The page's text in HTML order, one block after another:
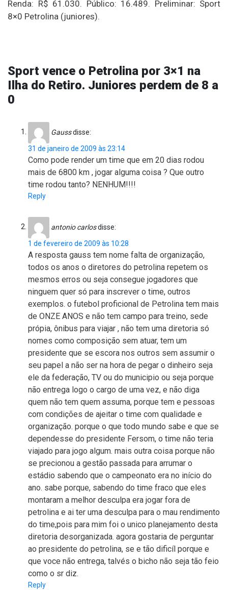
Renda: R$ 61.030. Público: 16.489. Preliminar: Sport
8×0 Petrolina (juniores).
Sport vence o Petrolina por 3×1 na
Ilha do Retiro. Juniores perdem de 8 a
0
Gaussdisse:
31 de janeiro de 2009 às 23:14
Como pode render um time que em 20 dias rodou
mais de 6800 km , jogar alguma coisa ? Que outro
time rodou tanto? NENHUM!!!!
Reply
antonio carlosdisse:
1 de fevereiro de 2009 às 10:28
A resposta gauss tem nome falta de organização,
todos os anos o diretores do petrolina repetem os
mesmos erros ou seja consegue jogadores que
ninguem quer só para inscrever o time, outros
exemplos. o futebol proficional de Petrolina tem mais
de ONZE ANOS e não tem campo para treino, sede
própia, ônibus para viajar , não tem uma diretoria só
nomes como composição sem atuar, tem um
presidente que se escora nos outros sem assumir o
seu papel a não ser na hora de pegar o dinheiro seja
ele da federação, TV ou do municipio ou seja porque
não entrega logo o cargo de uma vez, e não diga
quem não tem quem assuma, porque tem e pessoas
com condições de ajeitar o time com qualidade e
organização. porque o que todo mundo sabe e que se
dependesse do presidente Fersom, o time não teria
viajado para jogo algum. mais outra coisa porque não
se precionou a gestão passada para arrumar o
estádio sabendo que o campeonato era no início do
ano. sabe porque, sabendo do time fraco que eles
montaram a melhor desculpa era jogar fora de
petrolina e ai ter uma desculpa para o mau rendimento
do time,pois para mim foi o unico planejamento desta
diretoria desorganizada. agora gostaria de perguntar
ao presidente do petrolina, se e tão dificíl porque e
que voce não entrega, talvés o bicho não seja tão feio
como o sr diz.
Reply